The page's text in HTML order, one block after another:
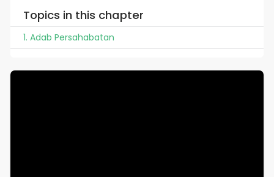
Topics in this chapter
1. Adab Persahabatan